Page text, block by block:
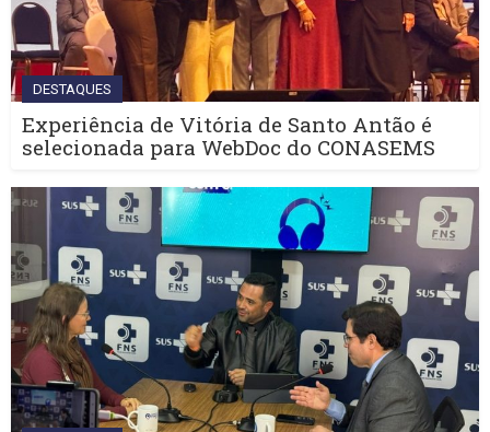
DESTAQUES
Experiência de Vitória de Santo Antão é
selecionada para WebDoc do CONASEMS